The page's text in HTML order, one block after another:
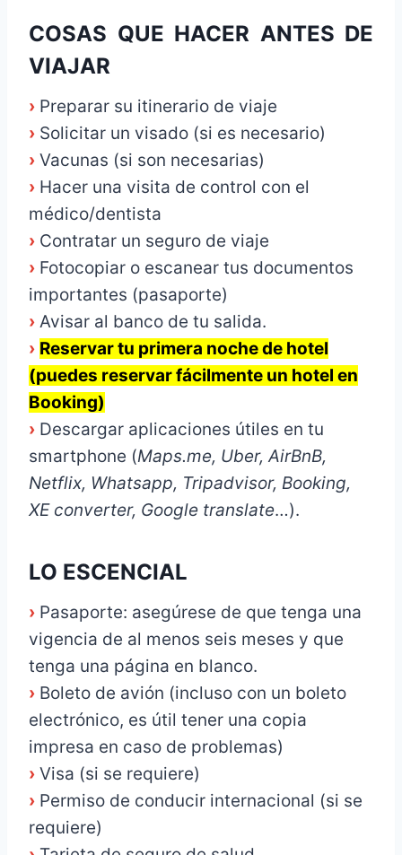
COSAS QUE HACER ANTES DE
VIAJAR
› Preparar su itinerario de viaje
› Solicitar un visado (si es necesario)
› Vacunas (si son necesarias)
› Hacer una visita de control con el
médico/dentista
› Contratar un seguro de viaje
› Fotocopiar o escanear tus documentos
importantes (pasaporte)
› Avisar al banco de tu salida.
› Reservar tu primera noche de hotel
(puedes reservar fácilmente un hotel en
Booking)
› Descargar aplicaciones útiles en tu
smartphone (Maps.me, Uber, AirBnB,
Netflix, Whatsapp, Tripadvisor, Booking,
XE converter, Google translate…).
LO ESCENCIAL
› Pasaporte: asegúrese de que tenga una
vigencia de al menos seis meses y que
tenga una página en blanco.
› Boleto de avión (incluso con un boleto
electrónico, es útil tener una copia
impresa en caso de problemas)
› Visa (si se requiere)
› Permiso de conducir internacional (si se
requiere)